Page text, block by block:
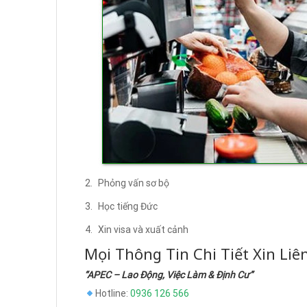
Phỏng vấn sơ bộ
Học tiếng Đức
Xin visa và xuất cảnh
Mọi Thông Tin Chi Tiết Xin
“APEC – Lao Động, Việc Làm & Định Cư”
Hotline: 0936 126 566